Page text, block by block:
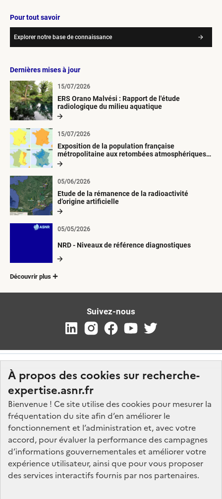
À propos des cookies sur recherche-
expertise.asnr.fr
Bienvenue ! Ce site utilise des cookies pour mesurer la
fréquentation du site afin d’en améliorer le
fonctionnement et l’administration et, avec votre
accord, pour évaluer la performance des campagnes
d’informations gouvernementales et améliorer votre
expérience utilisateur, ainsi que pour vous proposer
des services interactifs fournis par nos partenaires.
Pour tout savoir
Explorer notre base de connaissance
Dernières mises à jour
ERS Orano Malvési : Rapport de l'étude
radiologique du milieu aquatique
15/07/2026
Exposition de la population française
métropolitaine aux retombées atmosphériques
radioactives depuis 1945
15/07/2026
Etude de la rémanence de la radioactivité
d’origine artificielle
05/06/2026
NRD - Niveaux de référence diagnostiques
05/05/2026
Découvrir plus
Suivez-nous
Nos marchés
Nos offres d'emploi
FAQ
Glossaire